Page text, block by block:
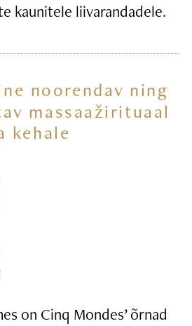
kaunitele liivarandadele.
noorendav ning
massaažirituaal
kehale
on Cinq Mondes’ õrnad